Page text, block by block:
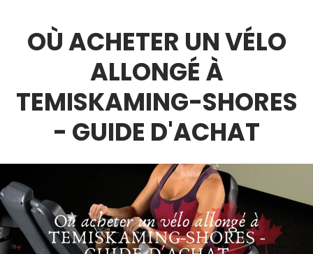
OÙ ACHETER UN VÉLO
ALLONGÉ À
TEMISKAMING-SHORES
- GUIDE D'ACHAT